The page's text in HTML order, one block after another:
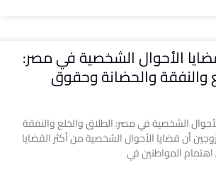
الأحوال الشخصية في مصر:
والنفقة والحضانة وحقوق
الشخصية في مصر: الطلاق والخلع والنفقة
أن قضايا الأحوال الشخصية من أكثر القضايا
اهتمام المواطنين في